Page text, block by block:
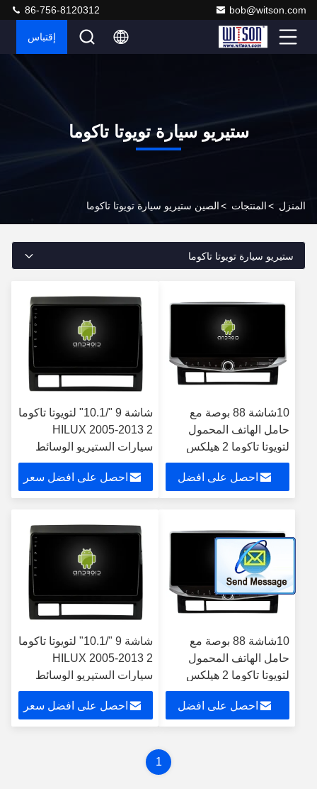
bob@witson.com
86-756-8120312
إقتباس
ستيريو سيارة تويوتا تاكوما
المنزل >المنتجات >الصين ستيريو سيارة تويوتا تاكوما
ستيريو سيارة تويوتا تاكوما
10شاشة 88 بوصة مع
حامل الهاتف المحمول
لتويوتا تاكوما 2 هيلكس
2005-2013 ستيريو
الوسائط المتعددة
احصل على افضل
شاشة 9 "/10.1" لتويوتا تاكوما
2 HILUX 2005-2013
سيارات الستيريو الوسائط
المتعددة
احصل على افضل سعر
10شاشة 88 بوصة مع
حامل الهاتف المحمول
لتويوتا تاكوما 2 هيلكس
2005-2013 ستيريو
الوسائط المتعددة
احصل على افضل
شاشة 9 "/10.1" لتويوتا تاكوما
2 HILUX 2005-2013
سيارات الستيريو الوسائط
المتعددة
احصل على افضل سعر
1